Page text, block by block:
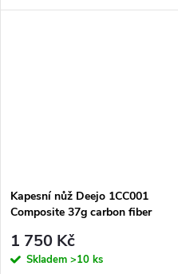
přírodou.
Kapesní nůž Deejo 1CC001
Composite 37g carbon fiber
1 750 Kč
Skladem >10 ks